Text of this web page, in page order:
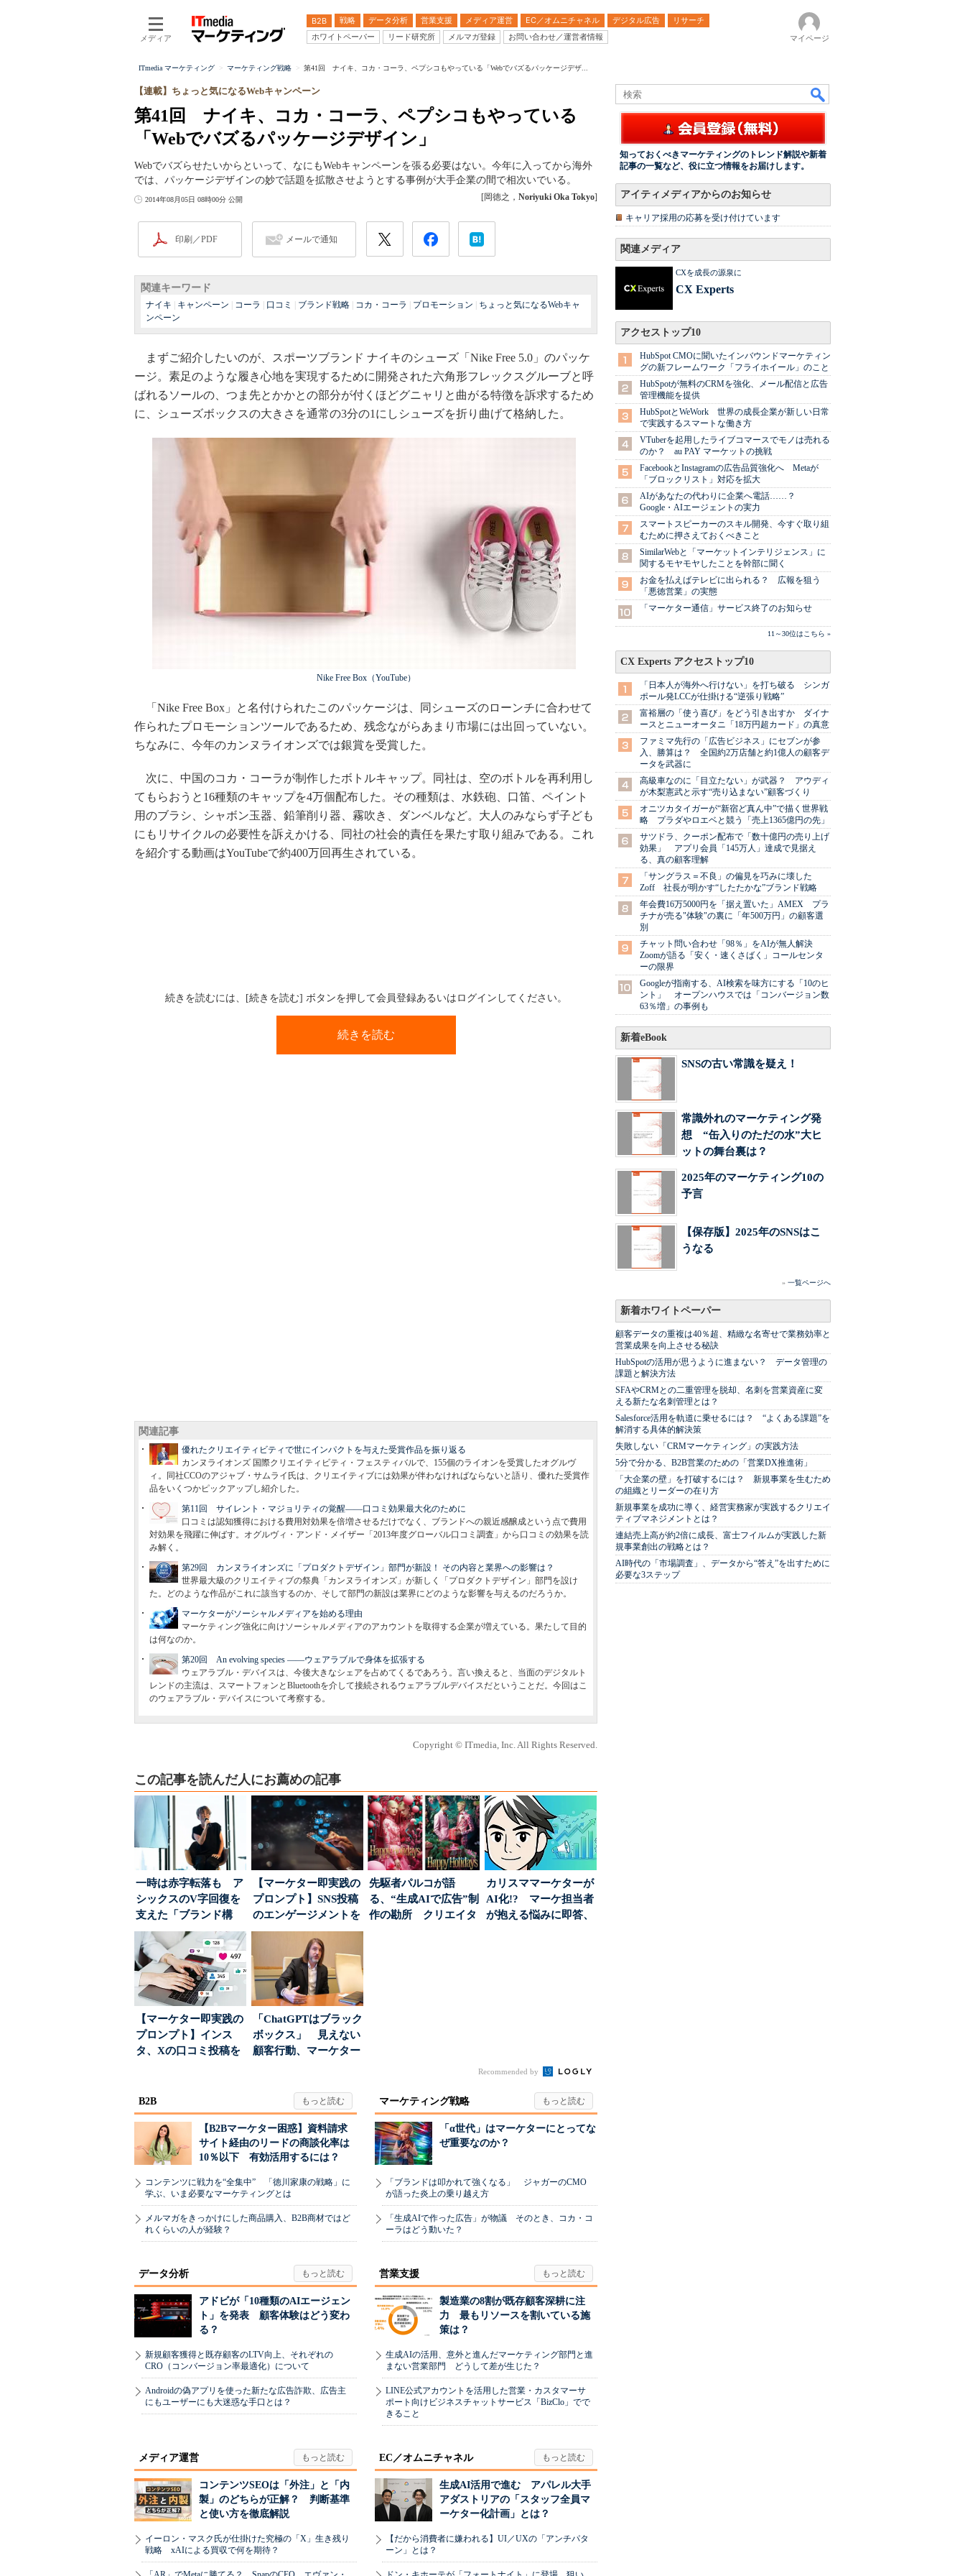
メディア
B2B 戦略 データ分析 営業支援 メディア運営 EC／オムニチャネル デジタル広告
リサーチ
ホワイトペーパー
リード研究所 メルマガ登録 お問い合わせ／運営者情報 マイページ
ITmedia マーケティング マーケティング戦略 第41回 ナイキ、コカ・コーラ、ペプシコもやっている「Webでバズるパッケージデザ...
第41回 ナイキ、コカ・コーラ、ペプシコもやっている
「Webでバズるパッケージデザイン」
【連載】ちょっと気になるWebキャンペーン
Webでバズらせたいからといって、なにもWebキャンペーンを張る必要はない。今年に入ってから海外
では、パッケージデザインの妙で話題を拡散させようとする事例が大手企業の間で相次いでいる。
2014年08月05日 08時00分 公開 [岡徳之， Noriyuki Oka Tokyo]
印刷／PDF メールで通知
関連キーワード
ナイキ キャンペーン コーラ 口コミ ブランド戦略 コカ・コーラ プロモーション
ちょっと気になるWebキャ
ンペーン
まずご紹介したいのが、スポーツブランド ナイキのシューズ「Nike Free 5.0」のパッケ
ージ。素足のような履き心地を実現するために開発された六角形フレックスグルーブと呼
ばれるソールの、つま先とかかとの部分が付くほどグニャリと曲がる特徴を訴求するため
に、シューズボックスの大きさを通常の3分の1にしシューズを折り曲げて格納した。
Nike Free Box（YouTube）
「Nike Free Box」と名付けられたこのパッケージは、同シューズのローンチに合わせて
作られたプロモーションツールであるため、残念ながらあまり市場には出回っていない。
ちなみに、今年のカンヌライオンズでは銀賞を受賞した。
次に、中国のコカ・コーラが制作したボトルキャップ。同社は、空のボトルを再利用し
てもらおうと16種類のキャップを4万個配布した。その種類は、水鉄砲、口笛、ペイント
用のブラシ、シャボン玉器、鉛筆削り器、霧吹き、ダンベルなど。大人のみならず子ども
にもリサイクルの必要性を訴えかける、同社の社会的責任を果たす取り組みである。これ
を紹介する動画はYouTubeで約400万回再生されている。
続きを読むには、[続きを読む] ボタンを押して会員登録あるいはログインしてください。
続きを読む
関連記事
優れたクリエイティビティで世にインパクトを与えた受賞作品を振り返る
カンヌライオンズ 国際クリエイティビティ・フェスティバルで、155個のライオンを受賞したオグルヴ
ィ。同社CCOのアジャブ・サムライ氏は、クリエイティブには効果が伴わなければならないと語り、優れた受賞作
品をいくつかピックアップし紹介した。
第11回 サイレント・マジョリティの覚醒――口コミ効果最大化のために
口コミは認知獲得における費用対効果を倍増させるだけでなく、ブランドへの親近感醸成という点で費用
対効果を飛躍に伸ばす。オグルヴィ・アンド・メイザー「2013年度グローバル口コミ調査」から口コミの効果を読
み解く。
第29回 カンヌライオンズに「プロダクトデザイン」部門が新設！ その内容と業界への影響は？
世界最大級のクリエイティブの祭典「カンヌライオンズ」が新しく「プロダクトデザイン」部門を設け
た。どのような作品がこれに該当するのか、そして部門の新設は業界にどのような影響を与えるのだろうか。
マーケターがソーシャルメディアを始める理由
マーケティング強化に向けソーシャルメディアのアカウントを取得する企業が増えている。果たして目的
は何なのか。
第20回 An evolving species ――ウェアラブルで身体を拡張する
ウェアラブル・デバイスは、今後大きなシェアを占めてくるであろう。言い換えると、当面のデジタルト
レンドの主流は、スマートフォンとBluetoothを介して接続されるウェアラブルデバイスだということだ。今回はこ
のウェアラブル・デバイスについて考察する。
Copyright © ITmedia, Inc. All Rights Reserved.
この記事を読んだ人にお薦めの記事
一時は赤字転落も ア
シックスのV字回復を
支えた「ブランド構
築」の考え方
【マーケター即実践の
プロンプト】SNS投稿
のエンゲージメントを
高めるAI活用、ポ...
先駆者パルコが語
る、“生成AIで広告”制
作の勘所 クリエイタ
カリスママーケターが
AI化!? マーケ担当者
が抱える悩みに即答、
【マーケター即実践の
プロンプト】インス
タ、Xの口コミ投稿を
「ChatGPTはブラック
ボックス」 見えない
顧客行動、マーケター
Recommended by
B2B
【B2Bマーケター困惑】資料請求
サイト経由のリードの商談化率は
10％以下 有効活用するには？
コンテンツに戦力を“全集中” 「徳川家康の戦略」に
学ぶ、いま必要なマーケティングとは
メルマガをきっかけにした商品購入、B2B商材ではど
れくらいの人が経験？
マーケティング戦略
「α世代」はマーケターにとってな
ぜ重要なのか？
「ブランドは叩かれて強くなる」 ジャガーのCMO
が語った炎上の乗り越え方
「生成AIで作った広告」が物議 そのとき、コカ・コ
ーラはどう動いた？
データ分析
アドビが「10種類のAIエージェン
ト」を発表 顧客体験はどう変わ
る？
新規顧客獲得と既存顧客のLTV向上、それぞれの
CRO（コンバージョン率最適化）について
Androidの偽アプリを使った新たな広告詐欺、広告主
にもユーザーにも大迷惑な手口とは？
営業支援
製造業の8割が既存顧客深耕に注
力 最もリソースを割いている施
策は？
生成AIの活用、意外と進んだマーケティング部門と進
まない営業部門 どうして差が生じた？
LINE公式アカウントを活用した営業・カスタマーサ
ポート向けビジネスチャットサービス「BizClo」でで
きること
メディア運営
コンテンツSEOは「外注」と「内
製」のどちらが正解？ 判断基準
と使い方を徹底解説
イーロン・マスク氏が仕掛けた究極の「X」生き残り
戦略 xAIによる買収で何を期待？
EC／オムニチャネル
生成AI活用で進む アパレル大手
アダストリアの「スタッフ全員マ
ーケター化計画」とは？
【だから消費者に嫌われる】UI／UXの「アンチパタ
ーン」とは？
知っておくべきマーケティングのトレンド解説や新着
記事の一覧など、役に立つ情報をお届けします。
アイティメディアからのお知らせ
キャリア採用の応募を受け付けています
関連メディア
CXを成長の源泉に
CX Experts
アクセストップ10
HubSpot CMOに聞いたインバウンドマーケティン
グの新フレームワーク「フライホイール」のこと
HubSpotが無料のCRMを強化、メール配信と広告
管理機能を提供
HubSpotとWeWork 世界の成長企業が新しい日常
で実践するスマートな働き方
VTuberを起用したライブコマースでモノは売れる
のか？ au PAY マーケットの挑戦
FacebookとInstagramの広告品質強化へ Metaが
「ブロックリスト」対応を拡大
AIがあなたの代わりに企業へ電話……？
Google・AIエージェントの実力
スマートスピーカーのスキル開発、今すぐ取り組
むために押さえておくべきこと
SimilarWebと「マーケットインテリジェンス」に
関するモヤモヤしたことを幹部に聞く
お金を払えばテレビに出られる？ 広報を狙う
「悪徳営業」の実態
「マーケター通信」サービス終了のお知らせ
11～30位はこちら »
CX Experts アクセストップ10
「日本人が海外へ行けない」を打ち破る シンガ
ポール発LCCが仕掛ける“逆張り戦略”
富裕層の「使う喜び」をどう引き出すか ダイナ
ースとニューオータニ「18万円超カード」の真意
ファミマ先行の「広告ビジネス」にセブンが参
入、勝算は？ 全国約2万店舗と約1億人の顧客デ
ータを武器に
高級車なのに「目立たない」が武器？ アウディ
が木梨憲武と示す“売り込まない”顧客づくり
オニツカタイガーが“新宿ど真ん中”で描く世界戦
略 プラダやロエベと競う「売上1365億円の先」
サツドラ、クーポン配布で「数十億円の売り上げ
効果」 アプリ会員「145万人」達成で見据え
る、真の顧客理解
「サングラス＝不良」の偏見を巧みに壊した
Zoff 社長が明かす“したたかな”ブランド戦略
年会費16万5000円を「据え置いた」AMEX プラ
チナが売る"体験"の裏に「年500万円」の顧客選
別
チャット問い合わせ「98％」をAIが無人解決
Zoomが語る「安く・速くさばく」コールセンタ
ーの限界
Googleが指南する、AI検索を味方にする「10のヒ
ント」 オープンハウスでは「コンバージョン数
63％増」の事例も
新着eBook
SNSの古い常識を疑え！
常識外れのマーケティング発
想 “缶入りのただの水”大ヒ
ットの舞台裏は？
2025年のマーケティング10の
予言
【保存版】2025年のSNSはこ
うなる
» 一覧ページへ
新着ホワイトペーパー
顧客データの重複は40％超、精緻な名寄せで業務効率と
営業成果を向上させる秘訣
HubSpotの活用が思うように進まない？ データ管理の
課題と解決方法
SFAやCRMとの二重管理を脱却、名刺を営業資産に変
える新たな名刺管理とは？
Salesforce活用を軌道に乗せるには？ “よくある課題”を
解消する具体的解決策
失敗しない「CRMマーケティング」の実践方法
5分で分かる、B2B営業のための「営業DX推進術」
「大企業の壁」を打破するには？ 新規事業を生むため
の組織とリーダーの在り方
新規事業を成功に導く、経営実務家が実践するクリエイ
ティブマネジメントとは？
連結売上高が約2倍に成長、富士フイルムが実践した新
規事業創出の戦略とは？
AI時代の「市場調査」、データから“答え”を出すために
必要な3ステップ